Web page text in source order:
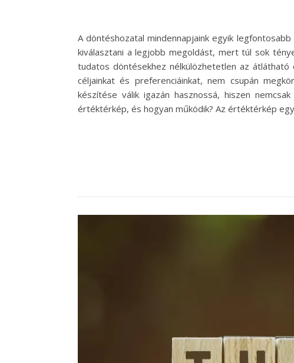
A döntéshozatal mindennapjaink egyik
kiválasztani a legjobb megoldást, mert túl sok
tudatos döntésekhez nélkülözhetetlen az
céljainkat és preferenciáinkat, nem csupán
készítése válik igazán hasznossá, hiszen
értéktérkép, és hogyan működik? Az értéktérkép